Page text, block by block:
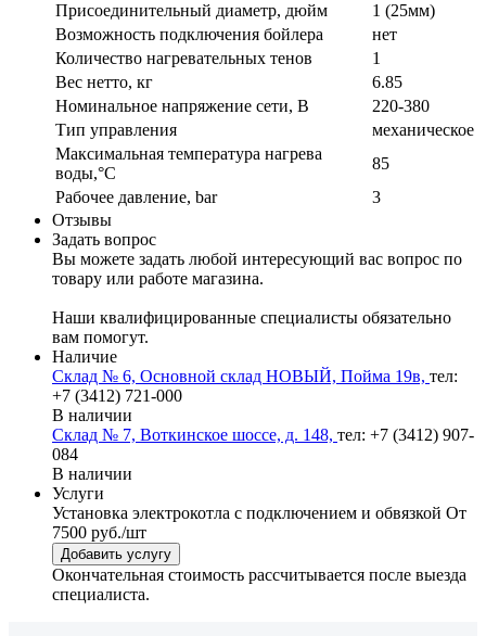
Присоединительный диаметр, дюйм
1 (25мм)
Возможность подключения бойлера
нет
Количество нагревательных тенов
1
Вес нетто, кг
6.85
Номинальное напряжение сети, В
220-380
Тип управления
механическое
Максимальная температура нагрева
воды,°С
85
Рабочее давление, bar
3
Отзывы
Задать вопрос
Вы можете задать любой интересующий вас вопрос по
товару или работе магазина.
Наши квалифицированные специалисты обязательно
вам помогут.
Наличие
Склад № 6, Основной склад НОВЫЙ, Пойма 19в, тел:
+7 (3412) 721-000
В наличии
Склад № 7, Воткинское шоссе, д. 148, тел: +7 (3412) 907-
084
В наличии
Услуги
Установка электрокотла с подключением и обвязкой От
7500 руб./шт
Добавить услугу
Окончательная стоимость рассчитывается после выезда
специалиста.